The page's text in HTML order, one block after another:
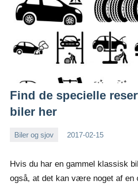
Find de specielle
biler her
Biler og sjov 2017-02-15
Hvis du har en gammel klassisk
også, at det kan være noget af en